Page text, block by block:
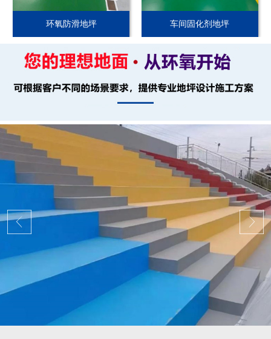
环氧防滑地坪 车间固化剂地坪